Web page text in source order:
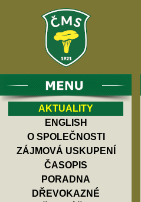
AKTUALITY
ENGLISH
O SPOLEČNOSTI
ZÁJMOVÁ USKUPENÍ
ČASOPIS
PORADNA
DŘEVOKAZNÉ